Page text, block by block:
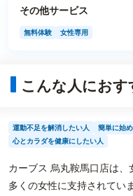
その他サービス
無料体験 女性専用
こんな人におす
運動不足を解消したい人
簡単に始
心とカラダを健康にしたい人
カーブス 烏丸鞍馬口店は、
多くの女性に支持されてい